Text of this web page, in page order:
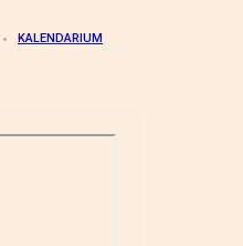
KALENDARIUM